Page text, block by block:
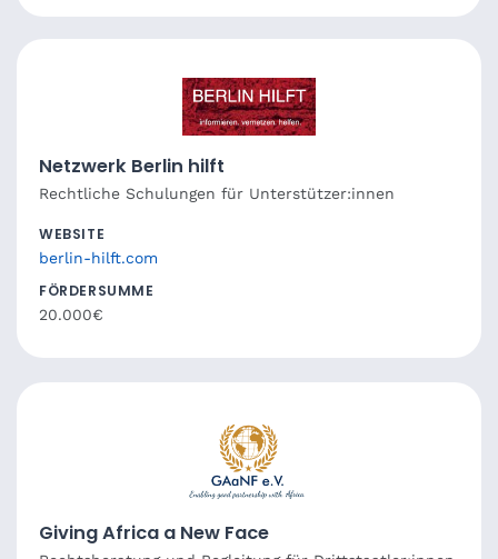
Netzwerk Berlin hilft
Rechtliche Schulungen für Unterstützer:innen
WEBSITE
berlin-hilft.com
FÖRDERSUMME
20.000€
Giving Africa a New Face